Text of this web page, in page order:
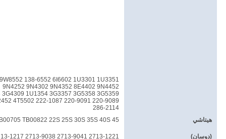
138-6552 6I6602 1U3301 1U3351
9N4252 9N4302 9N4352 8E4402 9N4452
1U1354 3G3357 3G5358 3G5359
4T5502 222-1087 220-9091 220-9089
286-2114
هيتاشي
TB00822 22S 25S 30S 35S 40S 45
(دوسان) 2713-1221 2713-9041 2713-9038 2713-1217 2713-1219 2713-0032 2713-1236